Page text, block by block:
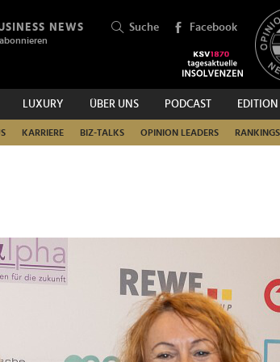
NEWS Suche Facebook
LUXURY ÜBER UNS PODCAST EDITION
KARRIERE BIZ-TALKS OPINION LEADERS RANKINGS
SUCHEN